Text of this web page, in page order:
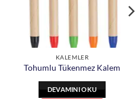
KALEMLER
Tohumlu Tükenmez Kalem
DEVAMINI OKU